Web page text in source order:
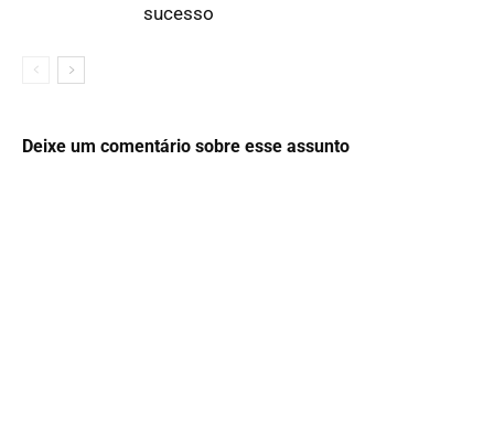
sucesso
Deixe um comentário sobre esse assunto